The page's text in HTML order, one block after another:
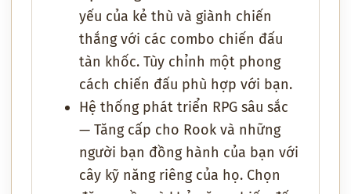
yếu của kẻ thù và giành chiến
thắng với các combo chiến đấu
tàn khốc. Tùy chỉnh một phong
cách chiến đấu phù hợp với bạn.
Hệ thống phát triển RPG sâu sắc
— Tăng cấp cho Rook và những
người bạn đồng hành của bạn với
cây kỹ năng riêng của họ. Chọn